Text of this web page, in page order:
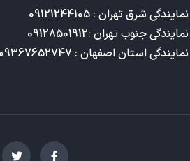
نمایندگی استان اصفهان : 09367652747